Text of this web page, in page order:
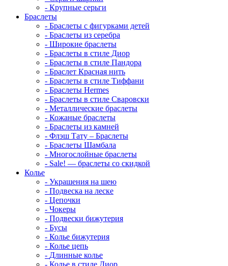
- Крупные серьги
Браслеты
- Браслеты с фигурками детей
- Браслеты из серебра
- Широкие браслеты
- Браслеты в стиле Диор
- Браслеты в стиле Пандора
- Браслет Красная нить
- Браслеты в стиле Тиффани
- Браслеты Hermes
- Браслеты в стиле Сваровски
- Металлические браслеты
- Кожаные браслеты
- Браслеты из камней
- Флэш Тату – Браслеты
- Браслеты Шамбала
- Многослойные браслеты
- Sale! — браслеты со скидкой
Колье
- Украшения на шею
- Подвеска на леске
- Цепочки
- Чокеры
- Подвески бижутерия
- Бусы
- Колье бижутерия
- Колье цепь
- Длинные колье
- Колье в стиле Диор